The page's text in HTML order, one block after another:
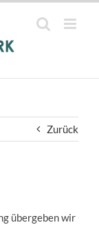
Zurück
übergeben wir